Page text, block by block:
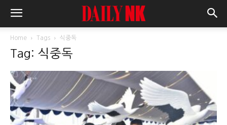
Home Tags 식중독
Tag: 식중독